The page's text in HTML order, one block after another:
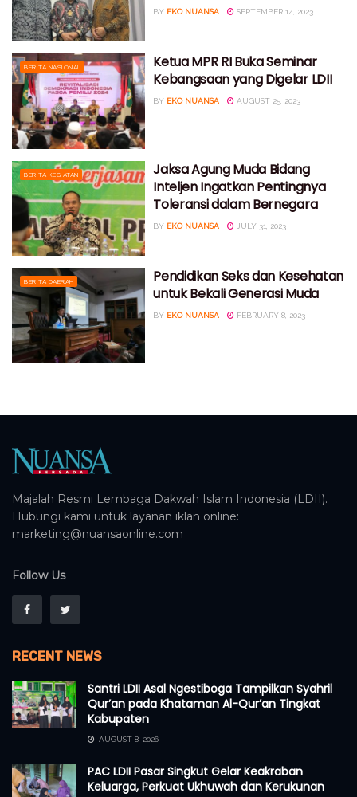
BY EKO NUANSA SEPTEMBER 14, 2023
BERITA NASIONAL
Ketua MPR RI Buka Seminar
Kebangsaan yang Digelar LDII
BY EKO NUANSA AUGUST 25, 2023
BERITA KEGIATAN
Jaksa Agung Muda Bidang
Inteljen Ingatkan Pentingnya
Toleransi dalam Bernegara
BY EKO NUANSA JULY 31, 2023
BERITA DAERAH
Pendidikan Seks dan Kesehatan
untuk Bekali Generasi Muda
BY EKO NUANSA FEBRUARY 8, 2023
Majalah Resmi Lembaga Dakwah Islam Indonesia (LDII).
Hubungi kami untuk layanan iklan online:
marketing@nuansaonline.com
Follow Us
RECENT NEWS
Santri LDII Asal Ngestiboga Tampilkan Syahril
Qur’an pada Khataman Al-Qur’an Tingkat
Kabupaten
AUGUST 8, 2026
PAC LDII Pasar Singkut Gelar Keakraban
Keluarga, Perkuat Ukhuwah dan Kerukunan